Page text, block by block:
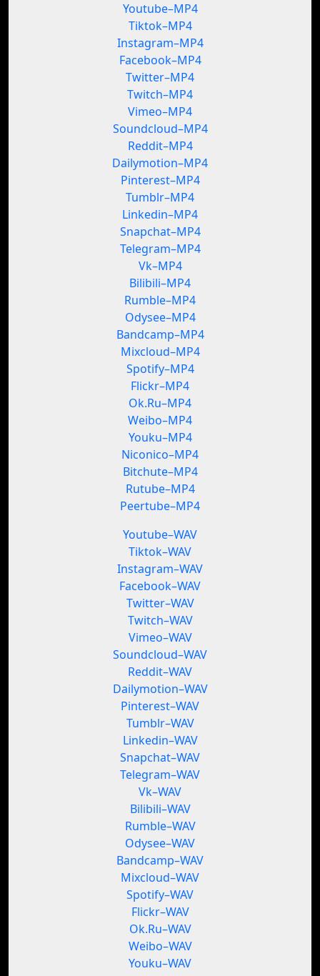
Youtube–MP4
Tiktok–MP4
Instagram–MP4
Facebook–MP4
Twitter–MP4
Twitch–MP4
Vimeo–MP4
Soundcloud–MP4
Reddit–MP4
Dailymotion–MP4
Pinterest–MP4
Tumblr–MP4
Linkedin–MP4
Snapchat–MP4
Telegram–MP4
Vk–MP4
Bilibili–MP4
Rumble–MP4
Odysee–MP4
Bandcamp–MP4
Mixcloud–MP4
Spotify–MP4
Flickr–MP4
Ok.Ru–MP4
Weibo–MP4
Youku–MP4
Niconico–MP4
Bitchute–MP4
Rutube–MP4
Peertube–MP4
Youtube–WAV
Tiktok–WAV
Instagram–WAV
Facebook–WAV
Twitter–WAV
Twitch–WAV
Vimeo–WAV
Soundcloud–WAV
Reddit–WAV
Dailymotion–WAV
Pinterest–WAV
Tumblr–WAV
Linkedin–WAV
Snapchat–WAV
Telegram–WAV
Vk–WAV
Bilibili–WAV
Rumble–WAV
Odysee–WAV
Bandcamp–WAV
Mixcloud–WAV
Spotify–WAV
Flickr–WAV
Ok.Ru–WAV
Weibo–WAV
Youku–WAV